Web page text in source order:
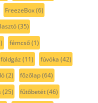
FreezeBox(6)
(35)
fémcső(1)
földgáz (11) fúvóka (42)
(2) főzőlap(64)
(25) fűtőbetét(46)